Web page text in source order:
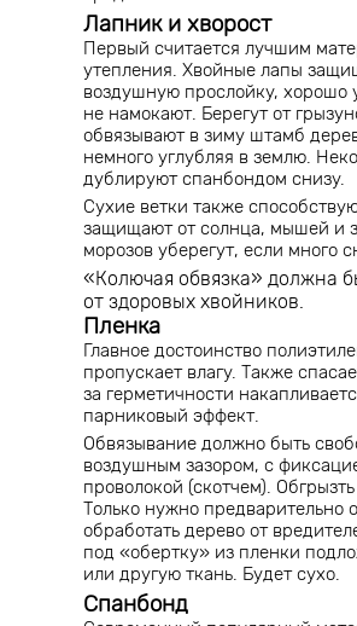
Лапник и хворост
Первый считается лучшим
утепления. Хвойные лапы
воздушную прослойку, хорошо
не намокают. Берегут от
обвязывают в зиму штамб
немного углубляя в землю.
дублируют спанбондом снизу.
Сухие ветки также
защищают от солнца, мышей и
морозов уберегут, если много
«Колючая обвязка» должна
от здоровых хвойников.
Пленка
Главное достоинство
пропускает влагу. Также
за герметичности
парниковый эффект.
Обвязывание должно быть
воздушным зазором, с
проволокой (скотчем).
Только нужно предварительно
обработать дерево от
под «обертку» из пленки
или другую ткань. Будет сухо.
Спанбонд